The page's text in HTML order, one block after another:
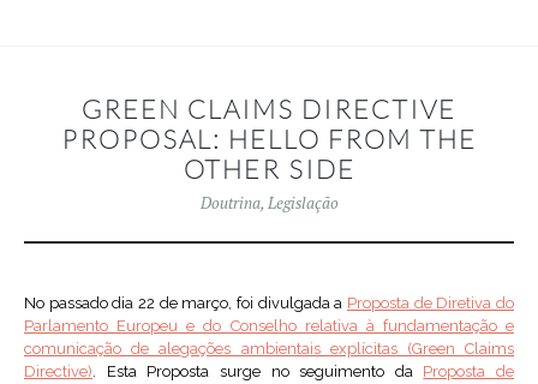
GREEN CLAIMS DIRECTIVE
PROPOSAL: HELLO FROM THE
OTHER SIDE
Doutrina, Legislação
No passado dia 22 de março, foi divulgada a Proposta de Diretiva do
Parlamento Europeu e do Conselho relativa à fundamentação e
comunicação de alegações ambientais explícitas (Green Claims
Directive). Esta Proposta surge no seguimento da Proposta de